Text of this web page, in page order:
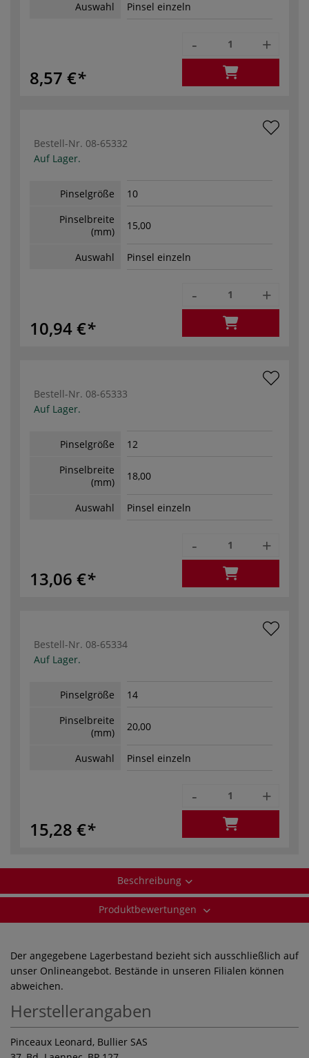
Auswahl Pinsel einzeln
8,57 €
- +
Bestell-Nr. 08-65332
Auf Lager.
Pinselgröße
10
Pinselbreite
(mm)
15,00
Auswahl Pinsel einzeln
10,94 €
- +
Bestell-Nr. 08-65333
Auf Lager.
Pinselgröße
12
Pinselbreite
(mm)
18,00
Auswahl Pinsel einzeln
13,06 €
- +
Bestell-Nr. 08-65334
Auf Lager.
Pinselgröße
14
Pinselbreite
(mm)
20,00
Auswahl Pinsel einzeln
15,28 €
- +
Beschreibung
Produktbewertungen
Der angegebene Lagerbestand bezieht sich ausschließlich auf
unser Onlineangebot. Bestände in unseren Filialen können
abweichen.
Herstellerangaben
Pinceaux Leonard, Bullier SAS